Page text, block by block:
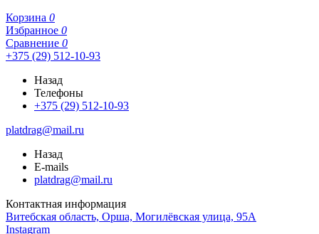
Корзина 0
Избранное 0
Сравнение 0
+375 (29) 512-10-93
Назад
Телефоны
+375 (29) 512-10-93
platdrag@mail.ru
Назад
E-mails
platdrag@mail.ru
Контактная информация
Витебская область, Орша, Могилёвская улица, 95А
Instagram